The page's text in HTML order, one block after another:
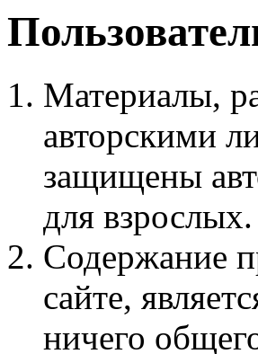
Материалы,
авторскими
защищены
для взрослых.
Содержание
сайте,
ничего